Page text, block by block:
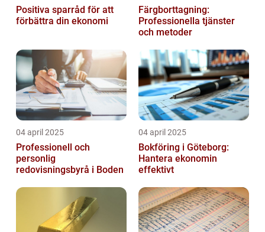
Positiva sparråd för att
förbättra din ekonomi
Färgborttagning:
Professionella tjänster
och metoder
04 april 2025
Professionell och
personlig
redovisningsbyrå i Boden
04 april 2025
Bokföring i Göteborg:
Hantera ekonomin
effektivt